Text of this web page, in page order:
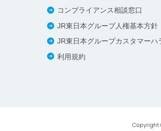
コンプライアンス相談窓口
JR東日本グループ人権基本方針
JR東日本グループカスタマーハ
利用規約
Copyright